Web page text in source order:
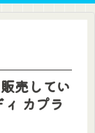
売してい
カプラ